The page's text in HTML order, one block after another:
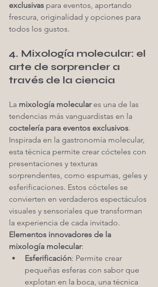
exclusivas para eventos, aportando
frescura, originalidad y opciones para
todos los gustos.
4. Mixología molecular: el
arte de sorprender a
través de la ciencia
La mixología molecular es una de las
tendencias más vanguardistas en la
coctelería para eventos exclusivos.
Inspirada en la gastronomía molecular,
esta técnica permite crear cócteles con
presentaciones y texturas
sorprendentes, como espumas, geles y
esferificaciones. Estos cócteles se
convierten en verdaderos espectáculos
visuales y sensoriales que transforman
la experiencia de cada invitado.
Elementos innovadores de la
mixología molecular:
Esferificación: Permite crear
pequeñas esferas con sabor que
explotan en la boca, una técnica